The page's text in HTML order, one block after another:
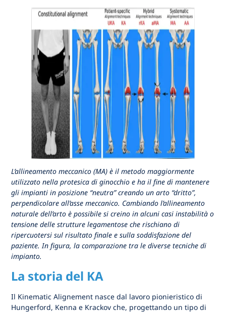
L’allineamento meccanico (MA) è il metodo maggiormente
utilizzato nella protesica di ginocchio e ha il fine di mantenere
gli impianti in posizione “neutra” creando un arto “dritto”,
perpendicolare all’asse meccanico. Cambiando l’allineamento
naturale dell’arto è possibile si creino in alcuni casi instabilità o
tensione delle strutture legamentose che rischiano di
ripercuotersi sul risultato finale e sulla soddisfazione del
paziente. In figura, la comparazione tra le diverse tecniche di
impianto.
La storia del KA
Il Kinematic Alignement nasce dal lavoro pionieristico di
Hungerford, Kenna e Krackov che, progettando un tipo di